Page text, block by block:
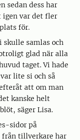
sedan dess har
igen var det fler
för.
skulle samlas och
glad när alla
taget. Vi hade
lite si och så
att om man
kanske helt
säger Lisa.
sidor på
från tillverkare har